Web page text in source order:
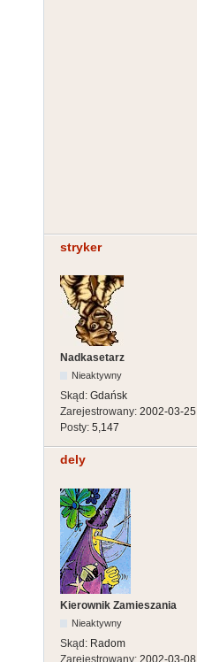
stryker
Nadkasetarz
Nieaktywny
Skąd: Gdańsk
Zarejestrowany: 2002-03-25
Posty: 5,147
dely
Kierownik Zamieszania
Nieaktywny
Skąd: Radom
Zarejestrowany: 2002-03-08